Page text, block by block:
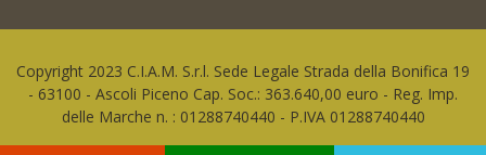
Copyright 2023 C.I.A.M. S.r.l. Sede Legale Strada della Bonifica 19
- 63100 - Ascoli Piceno Cap. Soc.: 363.640,00 euro - Reg. Imp.
delle Marche n. : 01288740440 - P.IVA 01288740440